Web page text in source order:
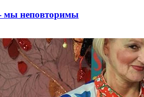
мы неповторимы